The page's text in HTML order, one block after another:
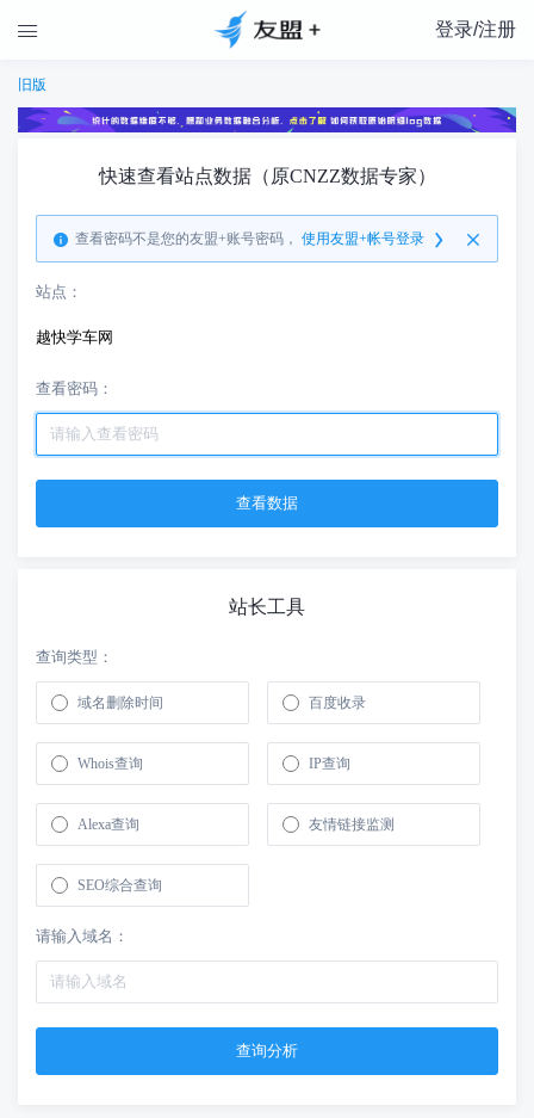
 登录/注册
旧版
快速查看站点数据（原CNZZ数据专家）
查看密码不是您的友盟+账号密码， 使用友盟+帐号登录
站点：
越快学车网
查看密码：
站长工具
查询类型：
域名删除时间 百度收录
Whois查询 IP查询
Alexa查询 友情链接监测
SEO综合查询
请输入域名：